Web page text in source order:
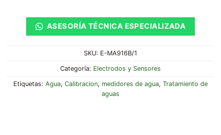
ASESORÍA TÉCNICA ESPECIALIZADA
SKU: E-MA916B/1
Categoría: Electrodos y Sensores
Etiquetas: Agua, Calibracion, medidores de agua, Tratamiento de
aguas